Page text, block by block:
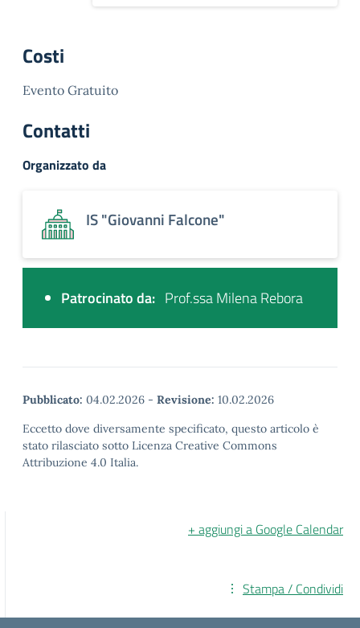
Costi
Evento Gratuito
Contatti
Organizzato da
IS "Giovanni Falcone"
Patrocinato da: Prof.ssa Milena Rebora
Pubblicato: 04.02.2026 - Revisione: 10.02.2026
Eccetto dove diversamente specificato, questo articolo è
stato rilasciato sotto Licenza Creative Commons
Attribuzione 4.0 Italia.
+ aggiungi a Google Calendar
Stampa / Condividi